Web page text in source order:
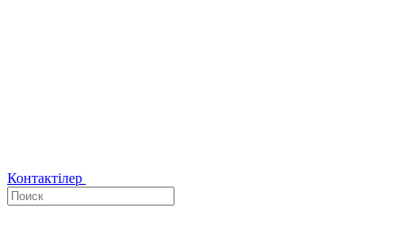
Контактілер